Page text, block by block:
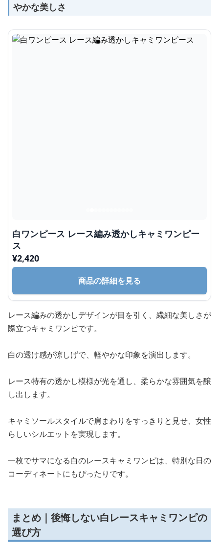
やかな美しさ
白ワンピース レース編み透かしキャミワンピー
ス
¥2,420
商品の詳細を見る
レース編みの透かしデザインが目を引く、繊細な美しさが
際立つキャミワンピです。
白の透け感が涼しげで、軽やかな印象を演出します。
レース特有の透かし模様が光を通し、柔らかな雰囲気を醸
し出します。
キャミソールスタイルで肩まわりをすっきりと見せ、女性
らしいシルエットを実現します。
一枚でサマになる白のレースキャミワンピは、特別な日の
コーディネートにもぴったりです。
まとめ｜後悔しない白レースキャミワンピの
選び方